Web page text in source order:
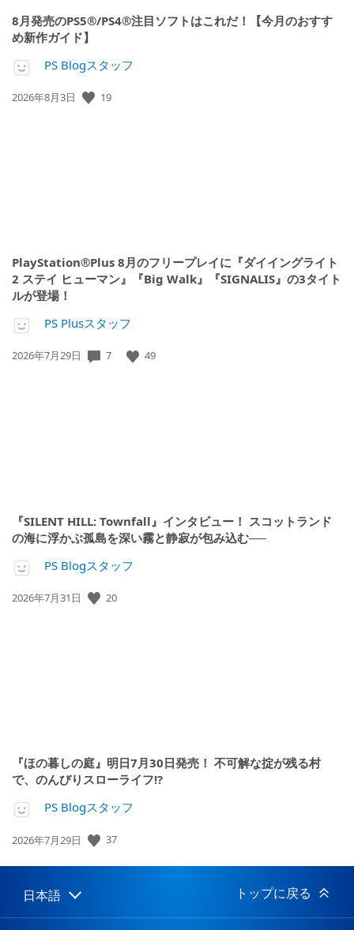
8月発売のPS5®/PS4®注目ソフトはこれだ！【今月のおすす
め新作ガイド】
PS Blogスタッフ
公
2026年8月3日 19
PlayStation®Plus 8月のフリープレイに『ダイイングライト
2 ステイ ヒューマン』『Big Walk』『SIGNALIS』の3タイト
ルが登場！
PS Plusスタッフ
公
2026年7月29日 7 49
『SILENT HILL: Townfall』インタビュー！ スコットランド
の海に浮かぶ孤島を深い霧と静寂が包み込む──
PS Blogスタッフ
公
2026年7月31日 20
『ほの暮しの庭』明日7月30日発売！ 不可解な掟が残る村
で、のんびりスローライフ!?
PS Blogスタッフ
公
日:
2026年7月29日 37
Select
a
Current
region:
日本語 トップに戻る